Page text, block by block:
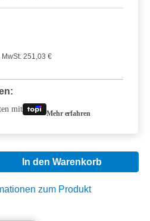
MwSt: 251,03 €
mit Mehr erfahren
den gewünschten
In den Warenkorb
zum Produkt